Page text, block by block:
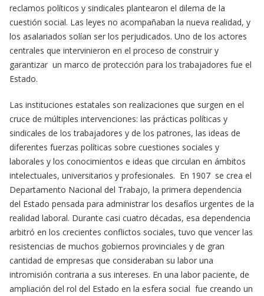
reclamos políticos y sindicales plantearon el dilema de la
cuestión social. Las leyes no acompañaban la nueva realidad, y
los asalariados solían ser los perjudicados. Uno de los actores
centrales que intervinieron en el proceso de construir y
garantizar un marco de protección para los trabajadores fue el
Estado.
Las instituciones estatales son realizaciones que surgen en el
cruce de múltiples intervenciones: las prácticas políticas y
sindicales de los trabajadores y de los patrones, las ideas de
diferentes fuerzas políticas sobre cuestiones sociales y
laborales y los conocimientos e ideas que circulan en ámbitos
intelectuales, universitarios y profesionales. En 1907 se crea el
Departamento Nacional del Trabajo, la primera dependencia
del Estado pensada para administrar los desafíos urgentes de la
realidad laboral. Durante casi cuatro décadas, esa dependencia
arbitró en los crecientes conflictos sociales, tuvo que vencer las
resistencias de muchos gobiernos provinciales y de gran
cantidad de empresas que consideraban su labor una
intromisión contraria a sus intereses. En una labor paciente, de
ampliación del rol del Estado en la esfera social fue creando un